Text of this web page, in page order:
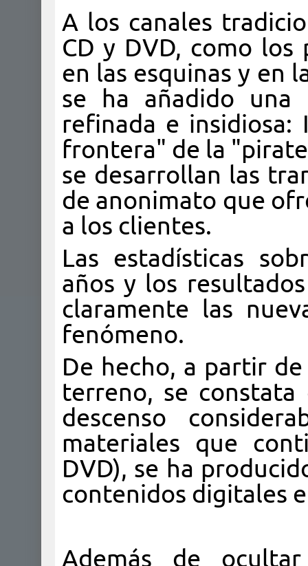
A los canales
CD y DVD, como los
en las esquinas y en
se ha añadido una
refinada e
frontera" de la
se desarrollan las
de anonimato que
a los clientes.
Las estadísticas
años y los
claramente las
fenómeno.
De hecho, a partir
terreno, se
descenso
materiales que
DVD), se ha
contenidos digitales
Además de